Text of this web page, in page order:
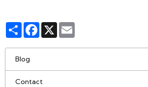
PartagerFacebook
X
Blog
Contact